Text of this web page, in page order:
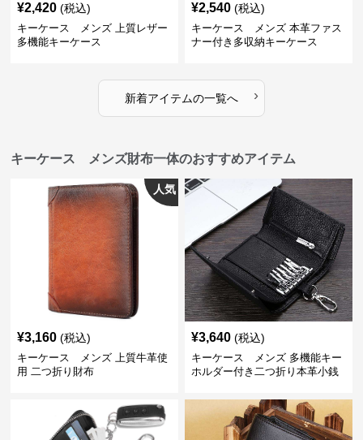
¥2,420 (税込)
キーケース メンズ 上質レザー
多機能キーケース
¥2,540 (税込)
キーケース メンズ 本革ファス
ナー付き多収納キーケース
新着アイテムの一覧へ ›
キーケース メンズ財布一体のおすすめアイテム
人気
¥3,160 (税込)
キーケース メンズ 上質牛革使
用 二つ折り財布
¥3,640 (税込)
キーケース メンズ 多機能キー
ホルダー付き二つ折り本革小銭